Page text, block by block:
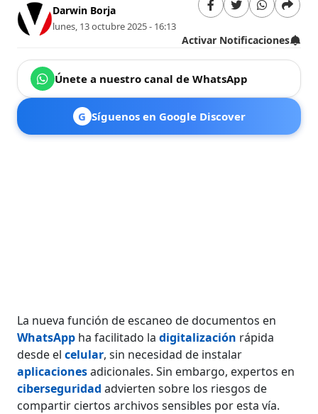
Darwin Borja
lunes, 13 octubre 2025 - 16:13
Activar Notificaciones
Únete a nuestro canal de WhatsApp
G Síguenos en Google Discover
La nueva función de escaneo de documentos en
WhatsApp ha facilitado ladigitalización rápida
desde elcelular, sin necesidad de instalar
aplicacionesadicionales. Sin embargo, expertos en
ciberseguridadadvierten sobre los riesgos de
compartir ciertos archivos sensibles por esta vía.